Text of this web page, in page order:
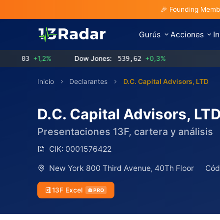
🎉 Founding
Gurús Acciones
+1,2% Dow Jones: 539,62 +0,3%
Inicio Declarantes D.C. Capital Advisors, LTD
D.C. Capital Advisors,
Presentaciones 13F, cartera y análisis
CIK: 0001576422
New York 800 Third Avenue, 40Th Floor
13F Excel PRO